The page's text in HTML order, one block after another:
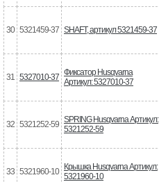
30 5321459-37 SHAFT, артикул 5321459-37
31 5327010-37 Фиксатор Husqvarna
Артикул: 5327010-37
32 5321252-59 SPRING Husqvarna Артикул:
5321252-59
33 5321960-10 Крышка Husqvarna Артикул:
5321960-10